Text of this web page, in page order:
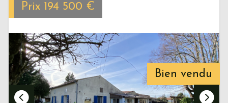
Bien vendu
Prix 194 500 €